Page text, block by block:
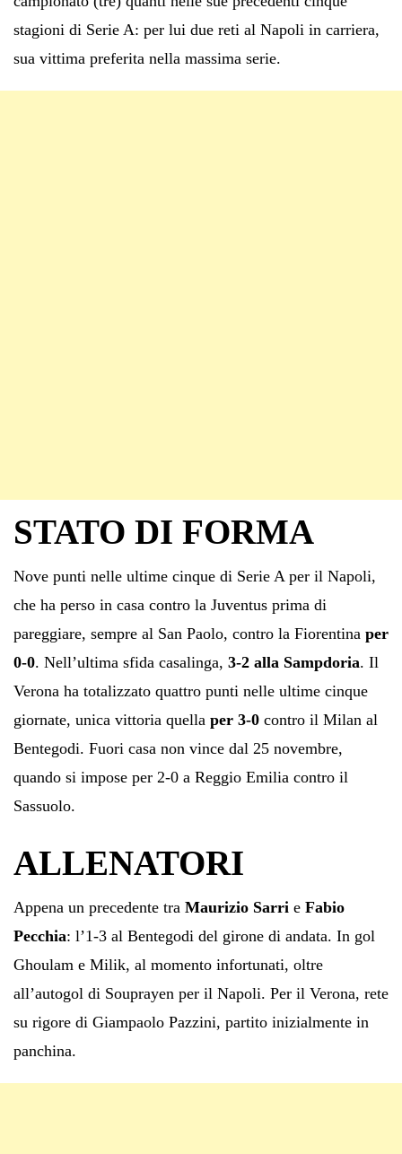
stagioni di Serie A: per lui due reti al Napoli in carriera,
sua vittima preferita nella massima serie.
STATO DI FORMA
Nove punti nelle ultime cinque di Serie A per il Napoli,
che ha perso in casa contro la Juventus prima di
pareggiare, sempre al San Paolo, contro la Fiorentina per
0-0. Nell’ultima sfida casalinga, 3-2 alla Sampdoria. Il
Verona ha totalizzato quattro punti nelle ultime cinque
giornate, unica vittoria quella per 3-0 contro il Milan al
Bentegodi. Fuori casa non vince dal 25 novembre,
quando si impose per 2-0 a Reggio Emilia contro il
Sassuolo.
ALLENATORI
Appena un precedente tra Maurizio Sarri e Fabio
Pecchia: l’1-3 al Bentegodi del girone di andata. In gol
Ghoulam e Milik, al momento infortunati, oltre
all’autogol di Souprayen per il Napoli. Per il Verona, rete
su rigore di Giampaolo Pazzini, partito inizialmente in
panchina.